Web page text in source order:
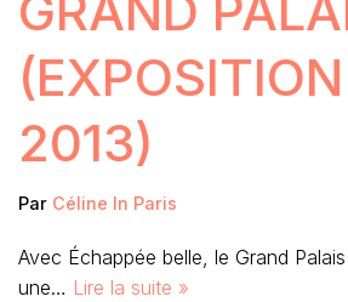
2013)
Par Céline In Paris
Avec Échappée belle, le Grand
une… Lire la suite »